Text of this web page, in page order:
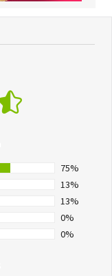
75%
13%
13%
0%
0%